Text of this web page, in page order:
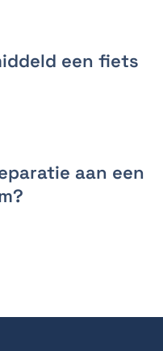
een fiets
aan een